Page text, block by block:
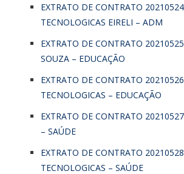
EXTRATO DE CONTRATO
TECNOLOGICAS EIRELI – ADM
EXTRATO DE CONTRATO
SOUZA – EDUCAÇÃO
EXTRATO DE CONTRATO
TECNOLOGICAS – EDUCAÇÃO
EXTRATO DE CONTRATO
– SAÚDE
EXTRATO DE CONTRATO
TECNOLOGICAS – SAÚDE